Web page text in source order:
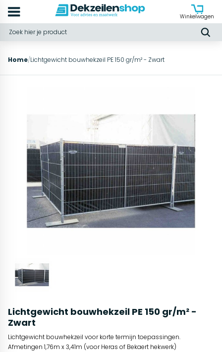
Winkelwagen
Home/Lichtgewicht bouwhekzeil PE 150 gr/m² - Zwart
Lichtgewicht bouwhekzeil PE 150 gr/m² -
Zwart
Lichtgewicht bouwhekzeil voor korte termijn toepassingen.
Afmetingen 1,76m x 3,41m (voor Heras of Bekaert hekwerk)